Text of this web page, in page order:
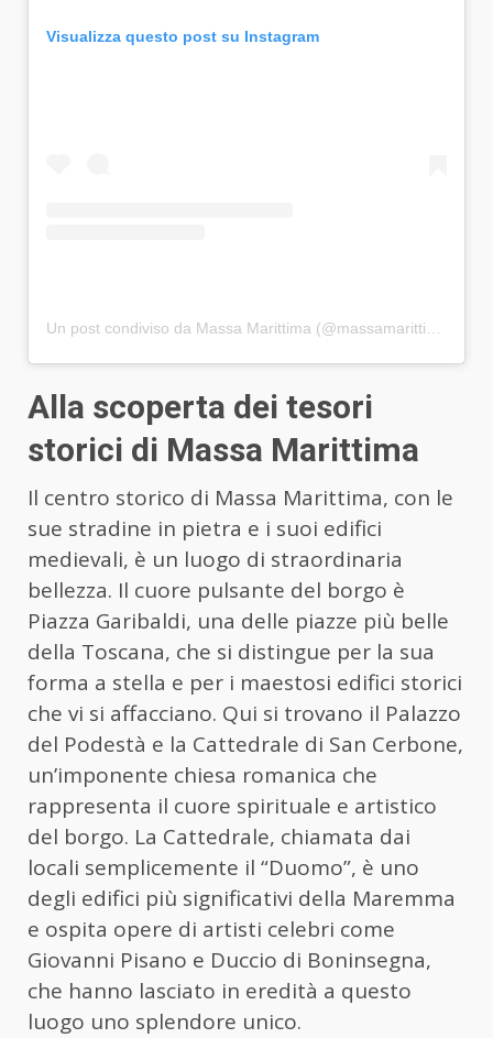
Visualizza questo post su Instagram
Un post condiviso da Massa Marittima (@massamarittima)
Alla scoperta dei tesori
storici di Massa Marittima
Il centro storico di Massa Marittima, con le
sue stradine in pietra e i suoi edifici
medievali, è un luogo di straordinaria
bellezza. Il cuore pulsante del borgo è
Piazza Garibaldi, una delle piazze più belle
della Toscana, che si distingue per la sua
forma a stella e per i maestosi edifici storici
che vi si affacciano. Qui si trovano il Palazzo
del Podestà e la Cattedrale di San Cerbone,
un’imponente chiesa romanica che
rappresenta il cuore spirituale e artistico
del borgo. La Cattedrale, chiamata dai
locali semplicemente il “Duomo”, è uno
degli edifici più significativi della Maremma
e ospita opere di artisti celebri come
Giovanni Pisano e Duccio di Boninsegna,
che hanno lasciato in eredità a questo
luogo uno splendore unico.